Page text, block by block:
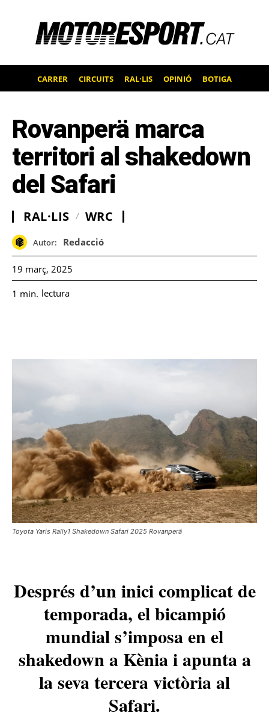
CARRER CIRCUITS RAL·LIS OPINIÓ BOTIGA
Rovanperä marca
territori al shakedown
del Safari
RAL·LIS WRC
Autor: Redacció
19 març, 2025
1 min. lectura
Toyota Yaris Rally1 Shakedown Safari 2025 Rovanperä
Després d’un inici complicat de
temporada, el bicampió
mundial s’imposa en el
shakedown a Kènia i apunta a
la seva tercera victòria al
Safari.